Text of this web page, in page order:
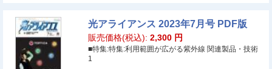
光アライアンス 2023年7月号 PDF版
販売価格(税込): 2,300 円
■特集:特集:利用範囲が広がる紫外線 関連製品・技術
1